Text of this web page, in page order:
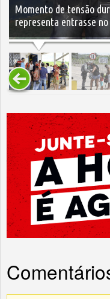
Momento de tensão
representa entrasse